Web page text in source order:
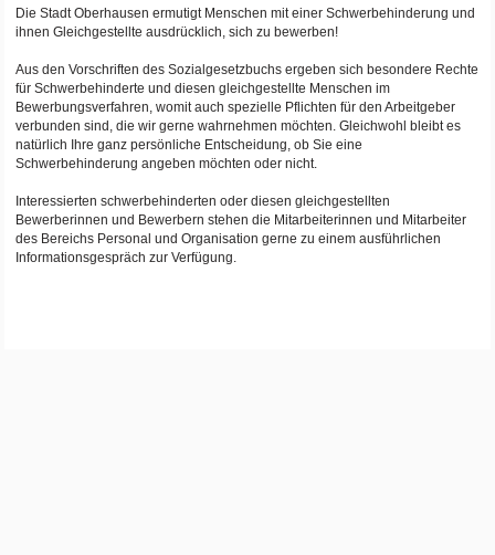
Die Stadt Oberhausen ermutigt Menschen mit einer Schwerbehinderung und
ihnen Gleichgestellte ausdrücklich, sich zu bewerben!
Aus den Vorschriften des Sozialgesetzbuchs ergeben sich besondere Rechte
für Schwerbehinderte und diesen gleichgestellte Menschen im
Bewerbungsverfahren, womit auch spezielle Pflichten für den Arbeitgeber
verbunden sind, die wir gerne wahrnehmen möchten. Gleichwohl bleibt es
natürlich Ihre ganz persönliche Entscheidung, ob Sie eine
Schwerbehinderung angeben möchten oder nicht.
Interessierten schwerbehinderten oder diesen gleichgestellten
Bewerberinnen und Bewerbern stehen die Mitarbeiterinnen und Mitarbeiter
des Bereichs Personal und Organisation gerne zu einem ausführlichen
Informationsgespräch zur Verfügung.